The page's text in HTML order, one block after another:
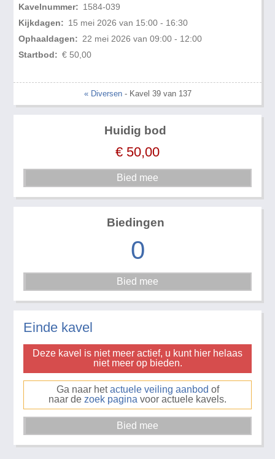
Kavelnummer: 1584-039
Kijkdagen: 15 mei 2026 van 15:00 - 16:30
Ophaaldagen: 22 mei 2026 van 09:00 - 12:00
Startbod: € 50,00
« Diversen- Kavel 39 van 137
Huidig bod
€ 50,00
Biedingen
0
Einde kavel
Deze kavel is niet meer actief, u kunt hier helaas
niet meer op bieden.
Ga naar hetactuele veiling aanbod of
naar de zoek pagina voor actuele kavels.